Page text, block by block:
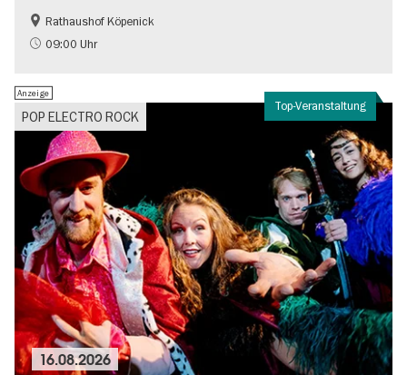
Geschichte
Going local Berlin
Rathaushof Köpenick
09:00 Uhr
Top-Veranstaltung
POP ELECTRO ROCK
Anzeige
16.08.2026